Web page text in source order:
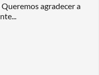
agradecer a